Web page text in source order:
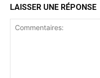
LAISSER UNE RÉPONSE